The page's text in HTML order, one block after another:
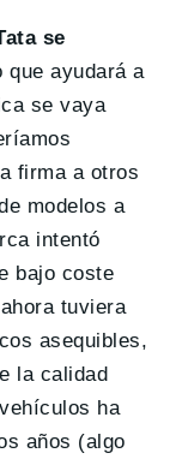
se
que ayudará a
se vaya
firma a otros
modelos a
intentó
bajo coste
tuviera
asequibles,
la calidad
ha
años (algo